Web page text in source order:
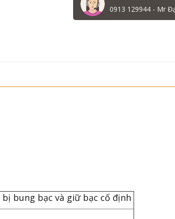
0913 129944 - Mr
bung bạc và giữ bạc cố định